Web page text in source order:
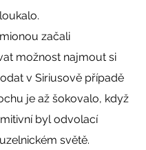
možnost najmout si
v Siriusově případě
je až šokovalo, když
byl odvolací
světě.